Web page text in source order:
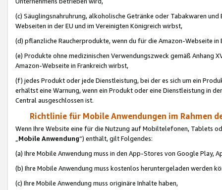
(c) Säuglingsnahruhrung, alkoholische Getränke oder Tabakwaren
Webseiten in der EU und im Vereinigten Königreich wirbst,
(d) pflanzliche Raucherprodukte, wenn du für die Amazon-Webseite in
(e) Produkte ohne medizinischen Verwendungszweck gemäß Anhang
Amazon-Webseite in Frankreich wirbst,
(f) jedes Produkt oder jede Dienstleistung, bei der es sich um ein
erhältst eine Warnung, wenn ein Produkt oder eine Dienstleistung in
Central ausgeschlossen ist.
Richtlinie für Mobile Anwendungen im Rahmen
Wenn Ihre Website eine für die Nutzung auf Mobiltelefonen, Tablets
„Mobile Anwendung“) enthält, gilt Folgendes:
(a) Ihre Mobile Anwendung muss in den App-Stores von Google Play,
(b) Ihre Mobile Anwendung muss kostenlos heruntergeladen werden
(c) Ihre Mobile Anwendung muss originäre Inhalte haben,